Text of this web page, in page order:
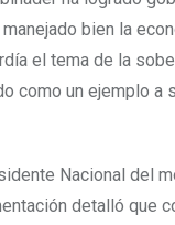
bien la
el tema de la
como un ejemplo a
Nacional del
detalló que